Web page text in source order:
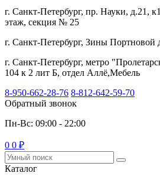
г. Санкт-Петербург, пр. Науки, д.21,
этаж, секция № 25
г. Санкт-Петербург, Зины Портновой
г. Санкт-Петербург, метро
104 к 2 лит Б, отдел Аллё,Мебель
8-950-662-28-76 8-812-642-59-70
Обратный звонок
Пн-Вс: 09:00 - 22:00
0 0 ₽
Каталог